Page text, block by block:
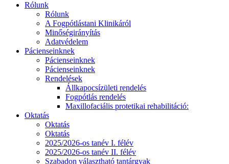
Rólunk
Rólunk
A Fogpótlástani Klinikáról
Minőségirányítás
Adatvédelem
Pácienseinknek
Pácienseinknek
Pácienseinknek
Rendelések
Állkapocsízületi rendelés
Fogpótlás rendelés
Maxillofaciális protetikai rehabilitáció:
Oktatás
Oktatás
Oktatás
2025/2026-os tanév I. félév
2025/2026-os tanév II. félév
Szabadon választható tantárgyak